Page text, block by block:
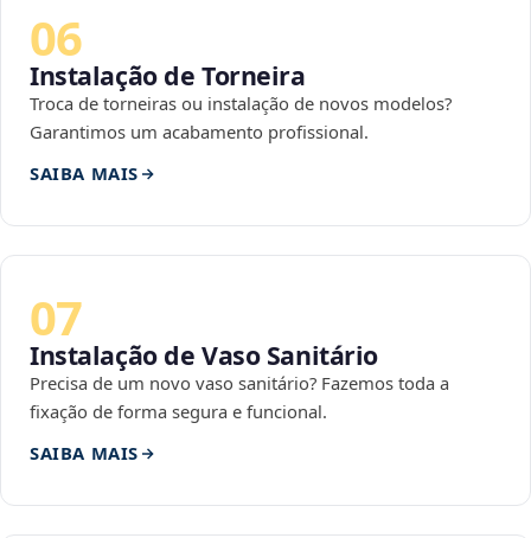
06
Instalação de Torneira
Troca de torneiras ou instalação de novos modelos?
Garantimos um acabamento profissional.
SAIBA MAIS
07
Instalação de Vaso Sanitário
Precisa de um novo vaso sanitário? Fazemos toda a
fixação de forma segura e funcional.
SAIBA MAIS